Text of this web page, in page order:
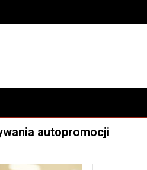
wyborze profilu, szyb i okuć
autopromocji